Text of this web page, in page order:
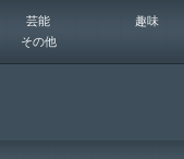
芸能
趣味
その他